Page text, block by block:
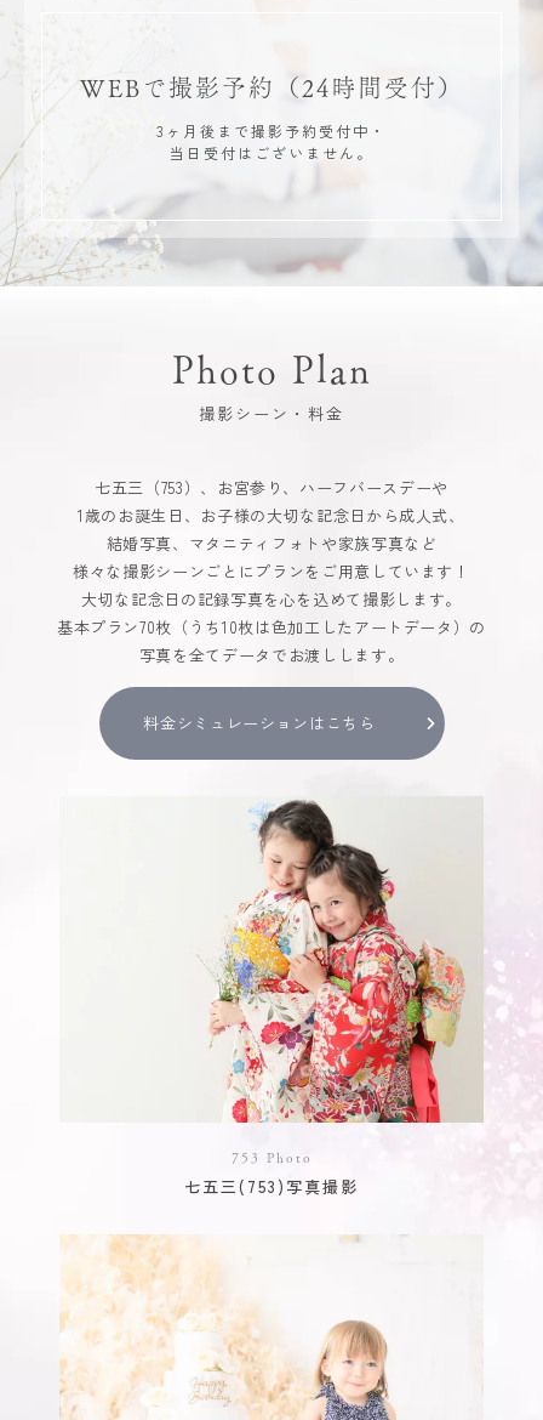
WEBで撮影予約 （24時間受付）
3ヶ月後まで撮影予約受付中・
当日受付はございません。
Photo Plan
撮影シーン・料金
七五三（753）、お宮参り、ハーフバースデーや
1歳のお誕生日、お子様の大切な記念日から成人式、
結婚写真、マタニティフォトや家族写真など
様々な撮影シーンごとにプランをご用意しています！
大切な記念日の記録写真を心を込めて撮影します。
基本プラン70枚（うち10枚は色加工したアートデータ）の
写真を全てデータでお渡しします。
料金シミュレーションはこちら
753 Photo
七五三(753)写真撮影